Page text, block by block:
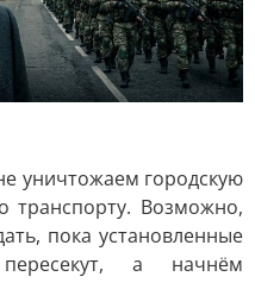
уничтожаем городскую
транспорту. Возможно,
пока установленные
а начнём